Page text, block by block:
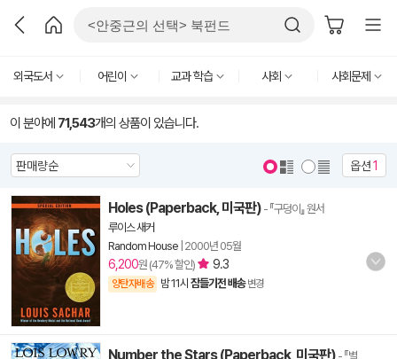
외국도서 어린이 교과 학습 사회 사회문제
이 분야에 71,543개의 상품이 있습니다.
옵션1
Holes (Paperback, 미국판) - 『구덩이』 원서
루이스 새커
Random House 2000년 05월
6,200원 (47% 할인) 9.3
양탄자배송 밤 11시 잠들기전 배송 변경
Number the Stars (Paperback, 미국판) - 『별